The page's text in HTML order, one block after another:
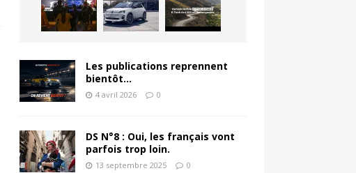
Les publications reprennent
bientôt…
4 avril 2026 0
DS N°8 : Oui, les français vont
parfois trop loin.
13 septembre 2025 0